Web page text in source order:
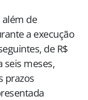
de
a execução
de R$
seis meses,
prazos